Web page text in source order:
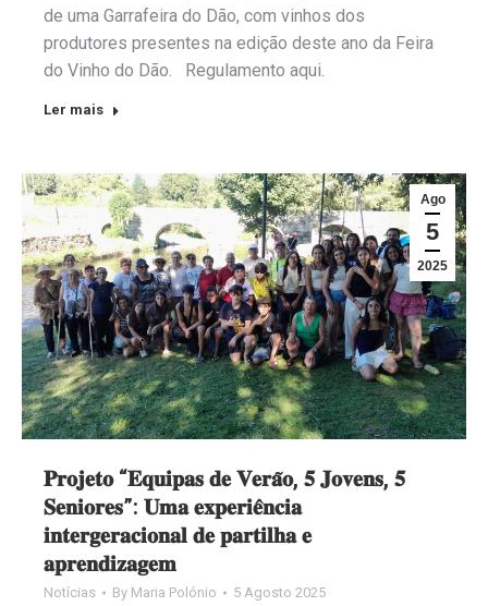
de uma Garrafeira do Dão, com vinhos dos
produtores presentes na edição deste ano da Feira
do Vinho do Dão. Regulamento aqui.
Ler mais
Ago
5
2025
𝐏𝐫𝐨𝐣𝐞𝐭𝐨 “𝐄𝐪𝐮𝐢𝐩𝐚𝐬 𝐝𝐞 𝐕𝐞𝐫𝐚̃𝐨, 𝟓 𝐉𝐨𝐯𝐞𝐧𝐬, 𝟓
𝐒𝐞𝐧𝐢𝐨𝐫𝐞𝐬”: 𝐔𝐦𝐚 𝐞𝐱𝐩𝐞𝐫𝐢𝐞̂𝐧𝐜𝐢𝐚
𝐢𝐧𝐭𝐞𝐫𝐠𝐞𝐫𝐚𝐜𝐢𝐨𝐧𝐚𝐥 𝐝𝐞 𝐩𝐚𝐫𝐭𝐢𝐥𝐡𝐚 𝐞
𝐚𝐩𝐫𝐞𝐧𝐝𝐢𝐳𝐚𝐠𝐞𝐦
Notícias By Maria Polónio 5 Agosto 2025